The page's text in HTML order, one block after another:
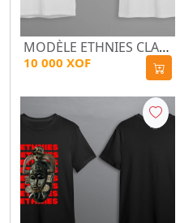
MODÈLE ETHNIES CLASSIQUE NOIR/BLANC
10 000 XOF